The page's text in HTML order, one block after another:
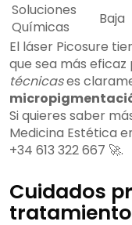
Soluciones
Químicas
Baja
El láser Picosure
que sea más
técnicases
Si quieres saber
Medicina Estética
+34 613 322 667 🚀.
Cuidados
tratamiento